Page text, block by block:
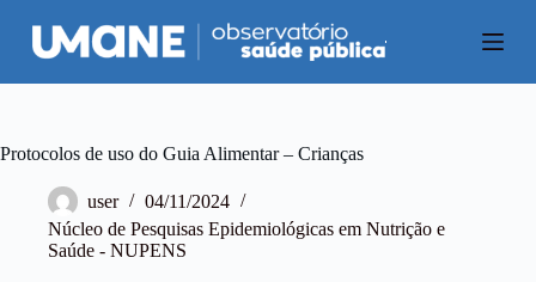
P
u
a
a
Protocolos de uso do Guia Alimentar – Crianças
user
04/11/2024
Núcleo de Pesquisas Epidemiológicas em Nutrição e
Saúde - NUPENS